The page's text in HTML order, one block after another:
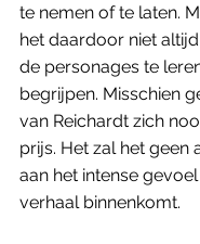
te nemen of te laten.
het daardoor niet
de personages te
begrijpen. Misschien
van Reichardt zich
prijs. Het zal het geen
aan het intense
verhaal binnenkomt.